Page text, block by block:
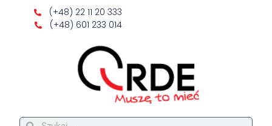
(+48) 22 11 20 333
(+48) 601 233 014